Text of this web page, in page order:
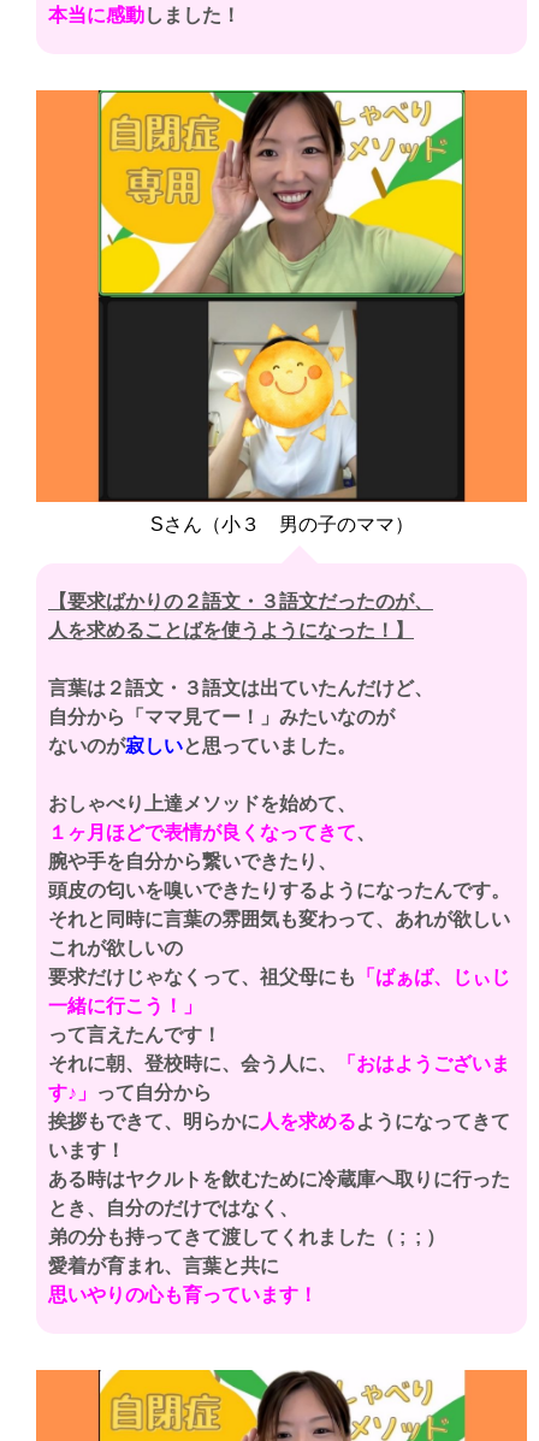
本当に感動しました！
Sさん（小３ 男の子のママ）
【要求ばかりの２語文・３語文だったのが、
人を求めることばを使うようになった！】
言葉は２語文・３語文は出ていたんだけど、
自分から「ママ見てー！」みたいなのが
ないのが寂しいと思っていました。
おしゃべり上達メソッドを始めて、
１ヶ月ほどで表情が良くなってきて、
腕や手を自分から繋いできたり、
頭皮の匂いを嗅いできたりするようになったんです。
それと同時に言葉の雰囲気も変わって、あれが欲しい
これが欲しいの
要求だけじゃなくって、祖父母にも
「ばぁば、じぃじ
一緒に行こう！」
って言えたんです！
それに朝、登校時に、会う人に、
「おはようございま
す♪」 って自分から
挨拶もできて、明らかに 人を求めるようになってきて
います！
ある時はヤクルトを飲むために冷蔵庫へ取りに行った
とき、自分のだけではなく、
弟の分も持ってきて渡してくれました（ ; ; ）
愛着が育まれ、言葉と共に
思いやりの心も育っています！